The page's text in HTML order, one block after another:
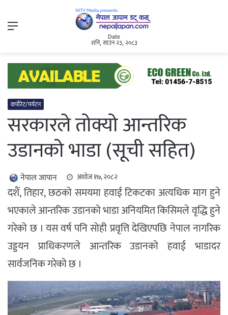
Menu
Date
शनि, साउन २३, २०८३
कर्पोरेट/पर्यटन
सरकारले तोक्यो आन्तरिक
उडानको भाडा (सूची सहित)
नेपाल जापान अशोज १७, २०८२
दशैं, तिहार, छठको समयमा हवाई टिकटका अत्यधिक माग हुने
भएकाले आन्तरिक उडानको भाडा अनियमित किसिमले वृद्धि हुने
गरेको छ । यस वर्ष पनि सोही प्रवृत्ति देखिएपछि नेपाल नागरिक
उड्डयन प्राधिकरणले आन्तरिक उडानको हवाई भाडादर
सार्वजनिक गरेको छ ।